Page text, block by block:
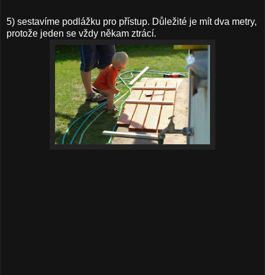
5) sestavíme podlážku pro přístup. Důležité je mít dva metry,
protože jeden se vždy někam ztrácí.